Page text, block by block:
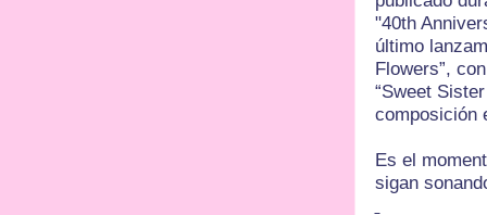
"40th
último
Flowers”,
“Sweet
composición
Es el
sigan